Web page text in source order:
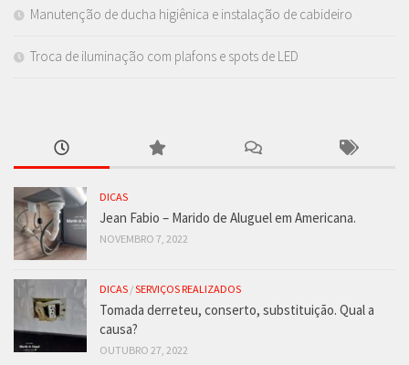
Manutenção de ducha higiênica e instalação de cabideiro
Troca de iluminação com plafons e spots de LED
DICAS
Jean Fabio – Marido de Aluguel em Americana.
NOVEMBRO 7, 2022
DICAS /SERVIÇOS REALIZADOS
Tomada derreteu, conserto, substituição. Qual a
causa?
OUTUBRO 27, 2022